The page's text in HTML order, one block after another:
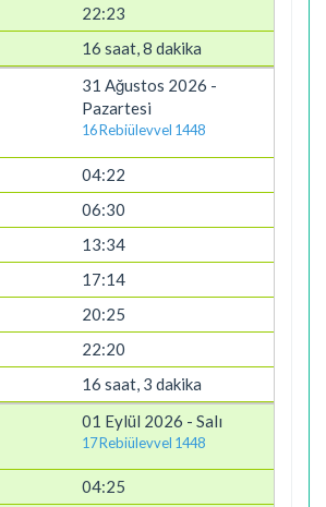
22:23
16 saat, 8 dakika
31 Ağustos 2026 -
Pazartesi
16 Rebiülevvel 1448
04:22
06:30
13:34
17:14
20:25
22:20
16 saat, 3 dakika
01 Eylül 2026 - Salı
17 Rebiülevvel 1448
04:25